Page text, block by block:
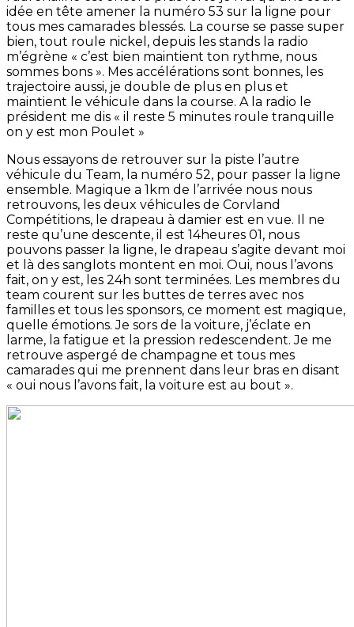
idée en tête amener la numéro 53 sur la ligne pour
tous mes camarades blessés. La course se passe super
bien, tout roule nickel, depuis les stands la radio
m’égrène « c’est bien maintient ton rythme, nous
sommes bons ». Mes accélérations sont bonnes, les
trajectoire aussi, je double de plus en plus et
maintient le véhicule dans la course. A la radio le
président me dis « il reste 5 minutes roule tranquille
on y est mon Poulet »
Nous essayons de retrouver sur la piste l’autre
véhicule du Team, la numéro 52, pour passer la ligne
ensemble. Magique a 1km de l’arrivée nous nous
retrouvons, les deux véhicules de Corvland
Compétitions, le drapeau à damier est en vue. Il ne
reste qu’une descente, il est 14heures 01, nous
pouvons passer la ligne, le drapeau s’agite devant moi
et là des sanglots montent en moi. Oui, nous l’avons
fait, on y est, les 24h sont terminées. Les membres du
team courent sur les buttes de terres avec nos
familles et tous les sponsors, ce moment est magique,
quelle émotions. Je sors de la voiture, j’éclate en
larme, la fatigue et la pression redescendent. Je me
retrouve aspergé de champagne et tous mes
camarades qui me prennent dans leur bras en disant
« oui nous l’avons fait, la voiture est au bout ».